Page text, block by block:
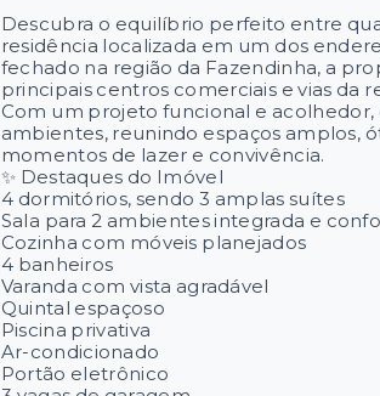
Descubra o equilíbrio perfeito entre
residência localizada em um dos
fechado na região da Fazendinha, a
principais centros comerciais e vias da
Com um projeto funcional e
ambientes, reunindo espaços amplos,
momentos de lazer e convivência.
✨ Destaques do Imóvel
4 dormitórios, sendo 3 amplas suítes
Sala para 2 ambientes integrada e
Cozinha com móveis planejados
4 banheiros
Varanda com vista agradável
Quintal espaçoso
Piscina privativa
Ar-condicionado
Portão eletrônico